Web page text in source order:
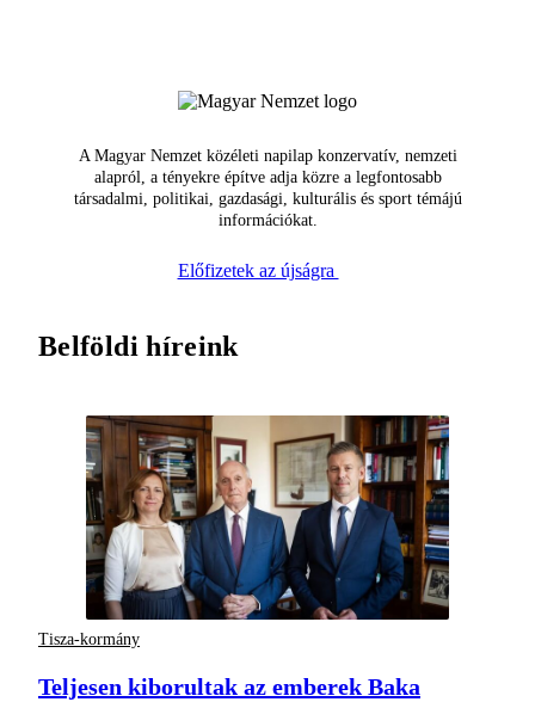
A Magyar Nemzet közéleti napilap konzervatív, nemzeti
alapról, a tényekre építve adja közre a legfontosabb
társadalmi, politikai, gazdasági, kulturális és sport témájú
információkat.
Előfizetek az újságra
Belföldi híreink
Tisza-kormány
Teljesen kiborultak az emberek Baka